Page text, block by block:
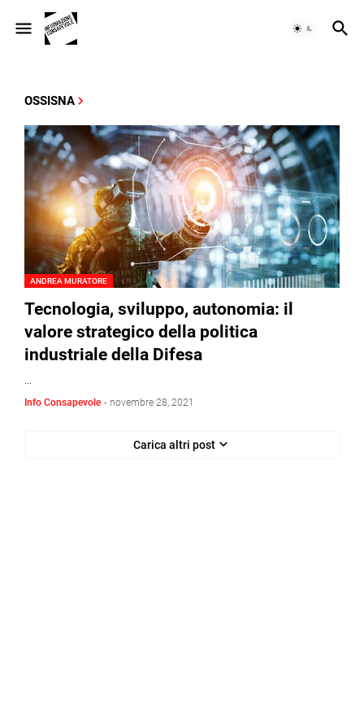
OSSISNA
ANDREA MURATORE
Tecnologia, sviluppo, autonomia: il
valore strategico della politica
industriale della Difesa
Info Consapevole - novembre 28, 2021
Carica altri post